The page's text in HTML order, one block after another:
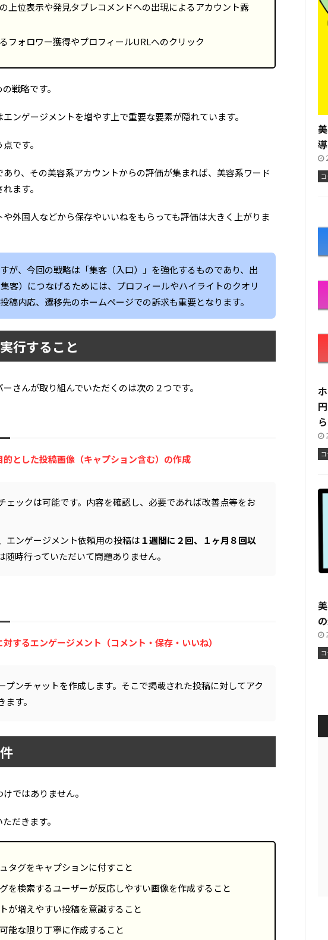
上位表示や発見タブレコメンドへの出現によるアカウント露
フォロワー獲得やプロフィールURLへのクリック
戦略です。
ンゲージメントを増やす上で重要な要素が隠れています。
です。
り、その美容系アカウントからの評価が集まれば、美容系ワード
ます。
や外国人などから保存やいいねをもらっても評価は大きく上がりま
が、今回の戦略は「集客（入口）」を強化するものであり、出
客）につなげるためには、プロフィールやハイライトのクオリ
稿内応、遷移先のホームページでの訴求も重要となります。
行すること
さんが取り組んでいただくのは次の２つです。
とした投稿画像（キャプション含む）の作成
ェックは可能です。内容を確認し、必要であれば改善点等をお
エンゲージメント依頼用の投稿は１週間に２回、１ヶ月８回以
随時行っていただいて問題ありません。
するエンゲージメント（コメント・保存・いいね）
プンチャットを作成します。そこで掲載された投稿に対してアク
す。
ではありません。
だきます。
タグをキャプションに付すこと
を検索するユーザーが反応しやすい画像を作成すること
が増えやすい投稿を意識すること
能な限り丁寧に作成すること